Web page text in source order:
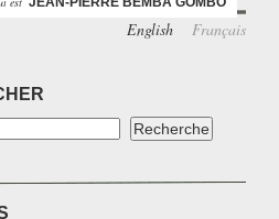
English Français